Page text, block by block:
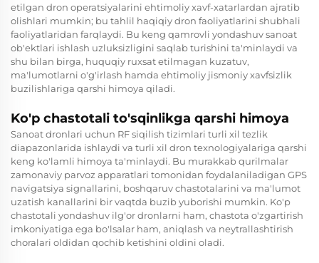
etilgan dron operatsiyalarini ehtimoliy xavf-xatarlardan ajratib
olishlari mumkin; bu tahlil haqiqiy dron faoliyatlarini shubhali
faoliyatlaridan farqlaydi. Bu keng qamrovli yondashuv sanoat
ob'ektlari ishlash uzluksizligini saqlab turishini ta'minlaydi va
shu bilan birga, huquqiy ruxsat etilmagan kuzatuv,
ma'lumotlarni o'g'irlash hamda ehtimoliy jismoniy xavfsizlik
buzilishlariga qarshi himoya qiladi.
Ko'p chastotali to'sqinlikga qarshi himoya
Sanoat dronlari uchun RF siqilish tizimlari turli xil tezlik
diapazonlarida ishlaydi va turli xil dron texnologiyalariga qarshi
keng ko'lamli himoya ta'minlaydi. Bu murakkab qurilmalar
zamonaviy parvoz apparatlari tomonidan foydalaniladigan GPS
navigatsiya signallarini, boshqaruv chastotalarini va ma'lumot
uzatish kanallarini bir vaqtda buzib yuborishi mumkin. Ko'p
chastotali yondashuv ilg'or dronlarni ham, chastota o'zgartirish
imkoniyatiga ega bo'lsalar ham, aniqlash va neytrallashtirish
choralari oldidan qochib ketishini oldini oladi.